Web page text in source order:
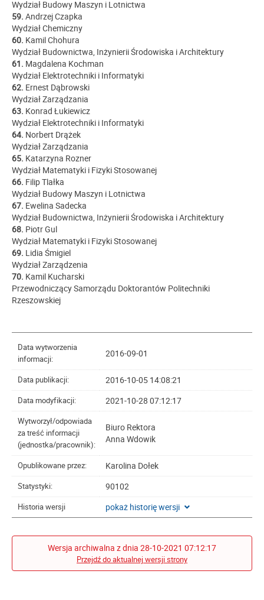
Wydział Budowy Maszyn i Lotnictwa
59. Andrzej Czapka
Wydział Chemiczny
60. Kamil Chohura
Wydział Budownictwa, Inżynierii Środowiska i Architektury
61. Magdalena Kochman
Wydział Elektrotechniki i Informatyki
62. Ernest Dąbrowski
Wydział Zarządzania
63. Konrad Łukiewicz
Wydział Elektrotechniki i Informatyki
64. Norbert Drążek
Wydział Zarządzania
65. Katarzyna Rozner
Wydział Matematyki i Fizyki Stosowanej
66. Filip Tlałka
Wydział Budowy Maszyn i Lotnictwa
67. Ewelina Sadecka
Wydział Budownictwa, Inżynierii Środowiska i Architektury
68. Piotr Gul
Wydział Matematyki i Fizyki Stosowanej
69. Lidia Śmigiel
Wydział Zarządzenia
70. Kamil Kucharski
Przewodniczący Samorządu Doktorantów Politechniki
Rzeszowskiej
Data wytworzenia
informacji:
2016-09-01
Data publikacji: 2016-10-05 14:08:21
Data modyfikacji: 2021-10-28 07:12:17
Wytworzył/odpowiada
za treść informacji
(jednostka/pracownik):
Biuro Rektora
Anna Wdowik
Opublikowane przez: Karolina Dołek
Statystyki: 90102
Historia wersji pokaż historię wersji
Wersja archiwalna z dnia 28-10-2021 07:12:17
Przejdź do aktualnej wersji strony